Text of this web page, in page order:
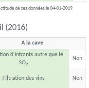
de ces données le 04-01-2019
(2016)
A la cave
d'intrants autre que le
SO2
Non
Filtration des vins Non